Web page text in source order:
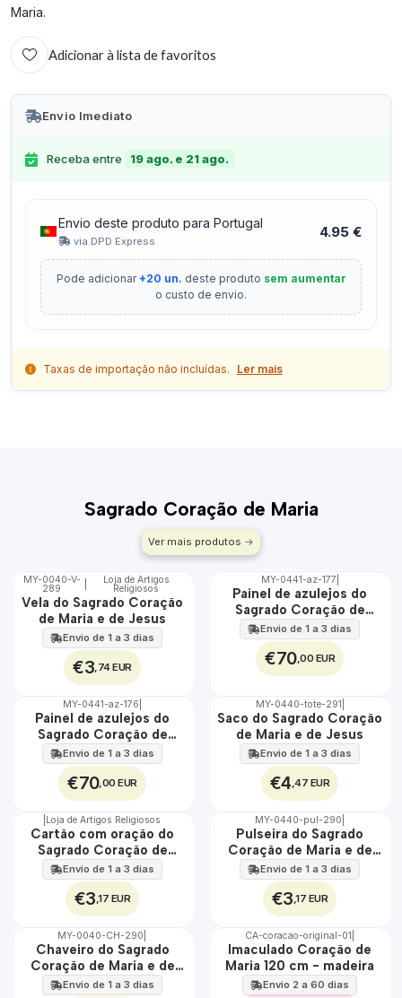
Maria.
Adicionar à lista de favoritos
Envio Imediato
Receba entre 19 ago. e 21 ago.
Envio deste produto para Portugal
via DPD Express
4.95 €
Pode adicionar+20 un. deste produto sem aumentar
o custo de envio.
Taxas de importação não incluídas. Ler mais
Sagrado Coração de Maria
Ver mais produtos
🇵🇹
100%
MY-0040-V-
289
Loja de Artigos
Religiosos
Vela do Sagrado Coração
de Maria e de Jesus
Envio de 1 a 3 dias
€3 ,74 EUR
🇵🇹
100%
EXT.
MY-0441-az-177
Painel de azulejos do
Sagrado Coração de
Maria e Jesus 45 cm x 60
cm
Envio de 1 a 3 dias
€70,00 EUR
🇵🇹
100%
EXT.
MY-0441-az-176
Painel de azulejos do
Sagrado Coração de
Maria 45 cm x 60 cm
Envio de 1 a 3 dias
€70,00 EUR
🇵🇹
100%
MY-0440-tote-291
Saco do Sagrado Coração
de Maria e de Jesus
Envio de 1 a 3 dias
€4 ,47 EUR
🇵🇹
100%
Loja de Artigos Religiosos
Cartão com oração do
Sagrado Coração de
Maria e de Jesus
Envio de 1 a 3 dias
€3 ,17 EUR
🇵🇹
100%
MY-0440-pul-290
Pulseira do Sagrado
Coração de Maria e de
Jesus
Envio de 1 a 3 dias
€3 ,17 EUR
🇵🇹
100%
MY-0040-CH-290
Chaveiro do Sagrado
Coração de Maria e de
Jesus
Envio de 1 a 3 dias
🇵🇹
100%
EXCLUSIVO
CA-coracao-original-01
Imaculado Coração de
Maria 120 cm - madeira
Envio 2 a 60 dias